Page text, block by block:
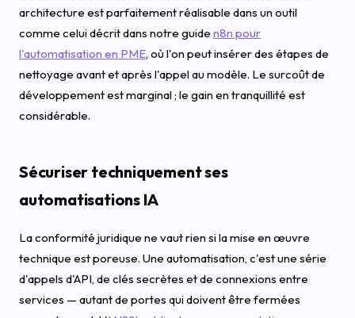
architecture est parfaitement réalisable dans un outil
comme celui décrit dans notre guide n8n pour
l'automatisation en PME, où l'on peut insérer des étapes de
nettoyage avant et après l'appel au modèle. Le surcoût de
développement est marginal ; le gain en tranquillité est
considérable.
Sécuriser techniquement ses
automatisations IA
La conformité juridique ne vaut rien si la mise en œuvre
technique est poreuse. Une automatisation, c'est une série
d'appels d'API, de clés secrètes et de connexions entre
services — autant de portes qui doivent être fermées